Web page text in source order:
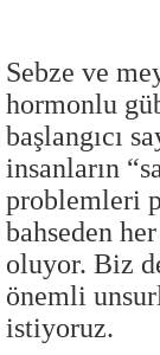
Sebze ve
hormonlu
başlangıcı
insanların
problemleri
bahseden
oluyor. Biz
önemli
istiyoruz.